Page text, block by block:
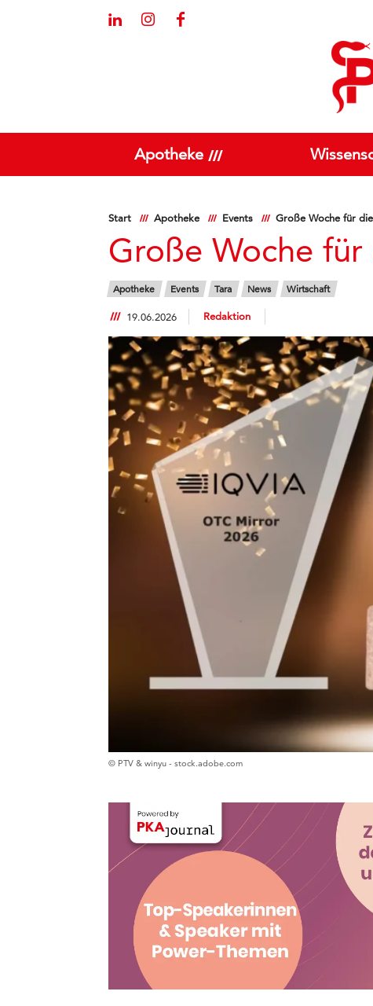
Apotheke
Start Apotheke Events Große Woche für
Große Woche
Apotheke Events Tara News Wirtschaft
19.06.2026 Redaktion
© PTV & winyu - stock.adobe.com